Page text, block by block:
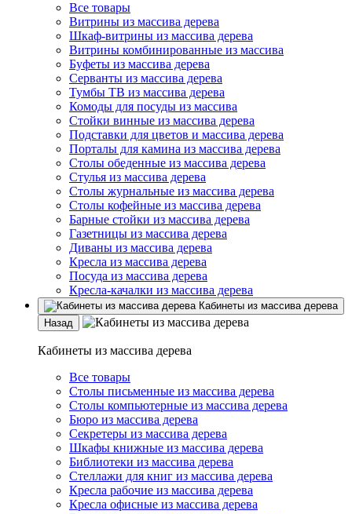
Все товары
Витрины из массива дерева
Шкаф-витрины из массива дерева
Витрины комбинированные из массива
Буфеты из массива дерева
Серванты из массива дерева
Тумбы ТВ из массива дерева
Комоды для посуды из массива
Стойки винные из массива дерева
Подставки для цветов и массива дерева
Порталы для камина из массива дерева
Столы обеденные из массива дерева
Стулья из массива дерева
Столы журнальные из массива дерева
Столы кофейные из массива дерева
Барные стойки из массива дерева
Газетницы из массива дерева
Диваны из массива дерева
Кресла из массива дерева
Посуда из массива дерева
Кресла-качалки из массива дерева
Кабинеты из массива дерева
Назад
Кабинеты из массива дерева
Все товары
Столы письменные из массива дерева
Столы компьютерные из массива дерева
Бюро из массива дерева
Секретеры из массива дерева
Шкафы книжные из массива дерева
Библиотеки из массива дерева
Стеллажи для книг из массива дерева
Кресла рабочие из массива дерева
Кресла офисные из массива дерева